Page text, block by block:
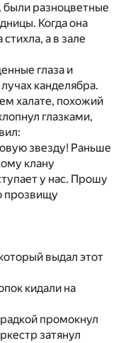
были разноцветные
Когда она
а в зале
глаза и
канделябра.
халате, похожий
глазками,
звезду! Раньше
клану
у нас. Прошу
прозвищу
выдал этот
кидали на
промокнул
затянул